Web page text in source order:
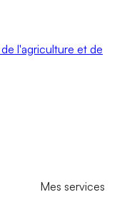
l'agriculture et de
Mes services